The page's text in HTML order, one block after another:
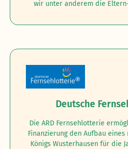
wir unter anderem die
Deutsche
Die ARD Fernsehlotterie
Finanzierung den Aufbau
Königs Wusterhausen für die